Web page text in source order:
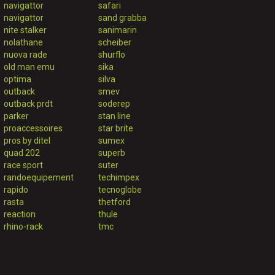
navigattor
navigattor
nite stalker
nolathane
nuova rade
old man emu
optima
outback
outback prdt
parker
proaccessoires
pros by ditel
quad 202
race sport
randoequipement
rapido
rasta
reaction
rhino-rack
safari
sand grabba
sanimarin
scheiber
shurflo
sika
silva
smev
soderep
stan line
star brite
sumex
superb
suter
techimpex
tecnoglobe
thetford
thule
tmc